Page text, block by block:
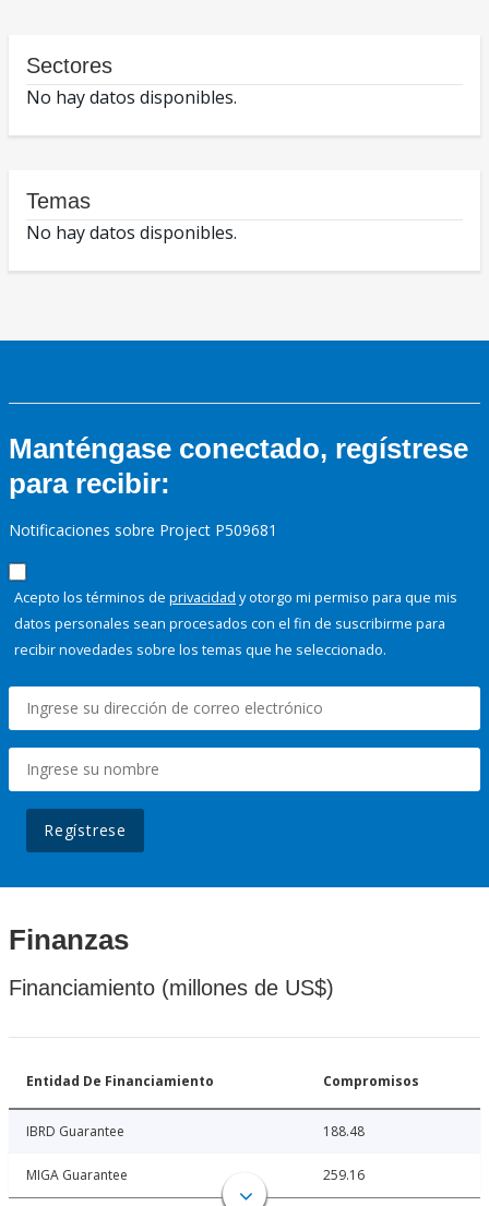
Sectores
No hay datos disponibles.
Temas
No hay datos disponibles.
Manténgase conectado, regístrese
para recibir:
Notificaciones sobre Project P509681
Acepto los términos de privacidad y otorgo mi permiso para que mis
datos personales sean procesados con el fin de suscribirme para
recibir novedades sobre los temas que he seleccionado.
Regístrese
Finanzas
Financiamiento (millones de US$)
Entidad De Financiamiento Compromisos
IBRD Guarantee 188.48
MIGA Guarantee 259.16